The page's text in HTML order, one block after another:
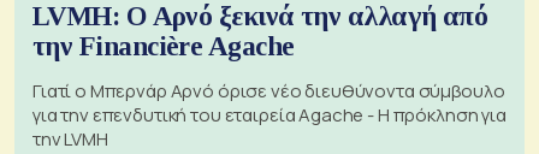
LVMH: Ο Αρνό ξεκινά την αλλαγή από
την Financière Agache
Γιατί ο Μπερνάρ Αρνό όρισε νέο διευθύνοντα σύμβουλο
για την επενδυτική του εταιρεία Agache - Η πρόκληση για
την LVMH